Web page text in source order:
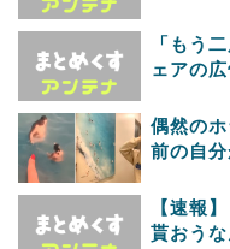
「もう
ェアの
偶然の
前の自
【速報
貰おう